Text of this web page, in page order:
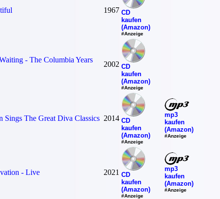
1967 CD
kaufen
(Amazon)
#Anzeige
- The Columbia Years
2002 CD
kaufen
(Amazon)
#Anzeige
Sings The Great Diva Classics 2014 CD
kaufen
(Amazon)
#Anzeige
mp3
kaufen
(Amazon)
#Anzeige
- Live 2021 CD
kaufen
(Amazon)
#Anzeige
mp3
kaufen
(Amazon)
#Anzeige